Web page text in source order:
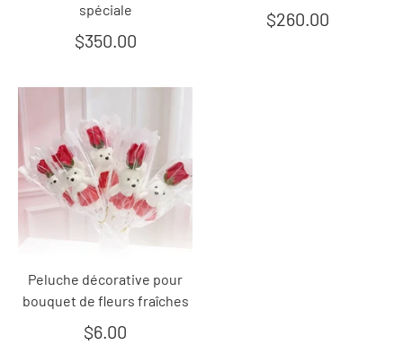
spéciale
$350.00
$260.00
Peluche décorative pour
bouquet de fleurs fraîches
$6.00